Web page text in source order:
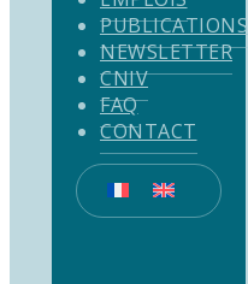
PUBLICATIONS
NEWSLETTER
CNIV
FAQ
CONTACT